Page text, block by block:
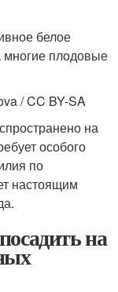
белое
многие плодовые
/ CC BY-SA
на
особого
по
настоящим
на